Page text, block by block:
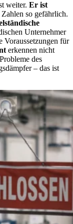
weiter. Er ist
so gefährlich.
Unternehmer
Voraussetzungen für
erkennen nicht
des
– das ist